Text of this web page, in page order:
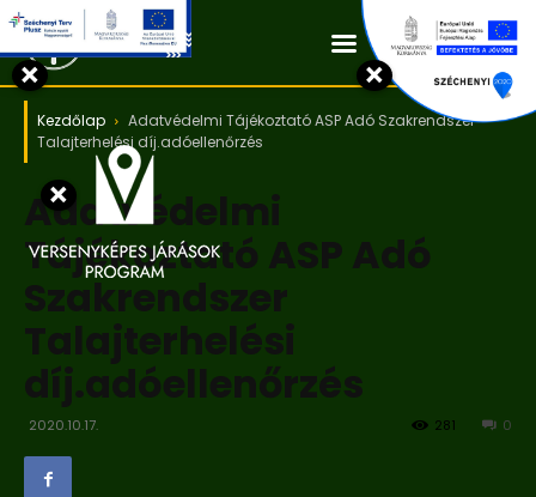
Kapcsolat
Kezdőlap
Adatvédelmi Tájékoztató ASP Adó Szakrendszer
Talajterhelési díj.adóellenőrzés
Adatvédelmi
Tájékoztató ASP Adó
Szakrendszer
Talajterhelési
díj.adóellenőrzés
2020.10.17. 0
281
×
×
×